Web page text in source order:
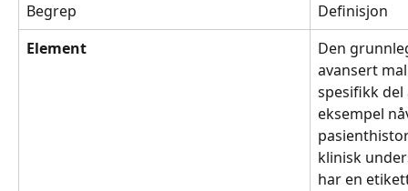
Begrep
Definisjon
Element
Den
avansert
spesifikk
eksempel
klinisk
har en